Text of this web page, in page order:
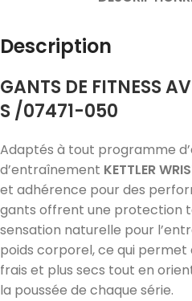
Description
GANTS DE FITNESS
S /07471-050
Adaptés à tout programme
d’entraînement KETTLER
et adhérence pour des
gants offrent une protection
sensation naturelle pour
poids corporel, ce qui
frais et plus secs tout en
la poussée de chaque série.